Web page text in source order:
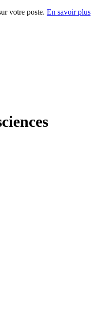
votre poste. En savoir plus